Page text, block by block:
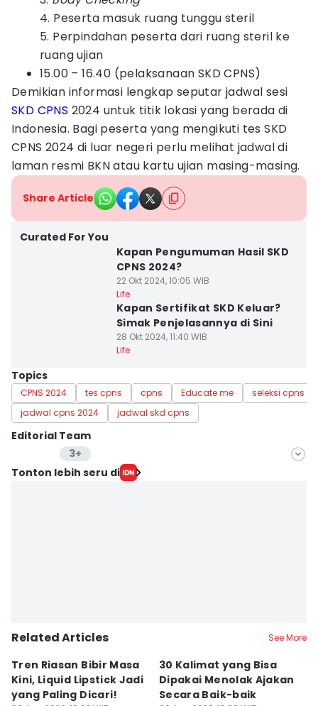
4. Peserta masuk ruang tunggu steril
5. Perpindahan peserta dari ruang steril ke
ruang ujian
15.00 – 16.40 (pelaksanaan SKD CPNS)
Demikian informasi lengkap seputar jadwal sesi
SKD CPNS 2024 untuk titik lokasi yang berada di
Indonesia. Bagi peserta yang mengikuti tes SKD
CPNS 2024 di luar negeri perlu melihat jadwal di
laman resmi BKN atau kartu ujian masing-masing.
Share Article
Curated For You
Kapan Pengumuman Hasil SKD
CPNS 2024?
22 Okt 2024, 10:05 WIB
Life
Kapan Sertifikat SKD Keluar?
Simak Penjelasannya di Sini
28 Okt 2024, 11:40 WIB
Life
Topics
CPNS 2024 tes cpns cpns Educate me
seleksi cpns
jadwal cpns 2024
jadwal skd cpns
Editorial Team
3+
Editor
Tonton lebih seru di
Related Articles See More
Tren Riasan Bibir Masa
Kini, Liquid Lipstick Jadi
yang Paling Dicari!
30 Kalimat yang Bisa
Dipakai Menolak Ajakan
Secara Baik-baik